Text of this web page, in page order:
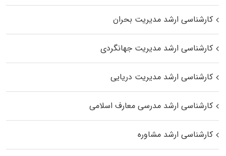
کارشناسی ارشد مدیریت بحران
کارشناسی ارشد مدیریت جهانگردی
کارشناسی ارشد مدیریت دریایی
کارشناسی ارشد مدرسی معارف اسلامی
کارشناسی ارشد مشاوره